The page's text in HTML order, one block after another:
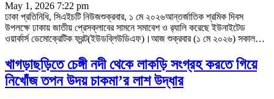
May 1, 2026 7:22 pm
ঢাকা প্রতিনিধি, সিএইচটি নিউজশুক্রবার, ১ মে ২০২৬আন্তর্জাতিক শ্রমিক দিবস
উপলক্ষে ঢাকায় জাতীয় প্রেসক্লাবের সামনে সমাবেশ ও র‍্যালি করেছে ইউনাইটেড
ওয়ার্কার্স ডেমোক্রেটিক ফ্রন্ট(ইউডব্লিউডিএফ)।আজ শুক্রবার (১ মে ২০২৬) সকাল…
খাগড়াছড়িতে চেঙ্গী নদী থেকে লাকড়ি সংগ্রহ করতে গিয়ে
নিখোঁজ তপন উদয় চাকমা’র লাশ উদ্ধার